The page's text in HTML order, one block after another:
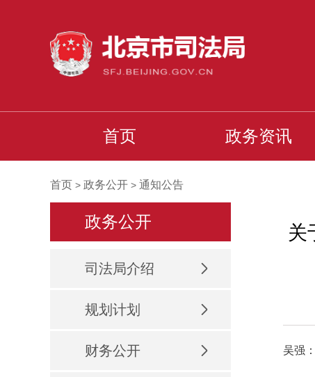
首页 政务资讯
首页 > 政务公开 > 通知公告
政务公开
司法局介绍
规划计划
财务公开
关
吴强：